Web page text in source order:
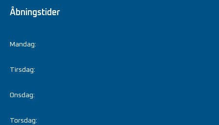
Åbningstider
Mandag:
Tirsdag:
Onsdag:
Torsdag: